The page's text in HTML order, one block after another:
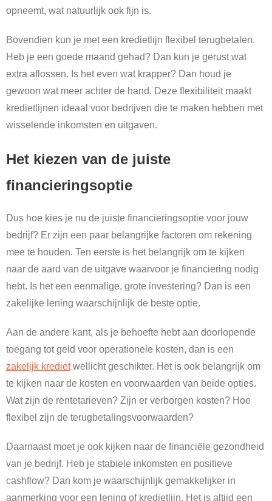
opneemt, wat natuurlijk ook fijn is.
Bovendien kun je met een kredietlijn flexibel terugbetalen.
Heb je een goede maand gehad? Dan kun je gerust wat
extra aflossen. Is het even wat krapper? Dan houd je
gewoon wat meer achter de hand. Deze flexibiliteit maakt
kredietlijnen ideaal voor bedrijven die te maken hebben met
wisselende inkomsten en uitgaven.
Het kiezen van de juiste
financieringsoptie
Dus hoe kies je nu de juiste financieringsoptie voor jouw
bedrijf? Er zijn een paar belangrijke factoren om rekening
mee te houden. Ten eerste is het belangrijk om te kijken
naar de aard van de uitgave waarvoor je financiering nodig
hebt. Is het een eenmalige, grote investering? Dan is een
zakelijke lening waarschijnlijk de beste optie.
Aan de andere kant, als je behoefte hebt aan doorlopende
toegang tot geld voor operationele kosten, dan is een
zakelijk kredietwellicht geschikter. Het is ook belangrijk om
te kijken naar de kosten en voorwaarden van beide opties.
Wat zijn de rentetarieven? Zijn er verborgen kosten? Hoe
flexibel zijn de terugbetalingsvoorwaarden?
Daarnaast moet je ook kijken naar de financiële gezondheid
van je bedrijf. Heb je stabiele inkomsten en positieve
cashflow? Dan kom je waarschijnlijk gemakkelijker in
aanmerking voor een lening of kredietlijn. Het is altijd een